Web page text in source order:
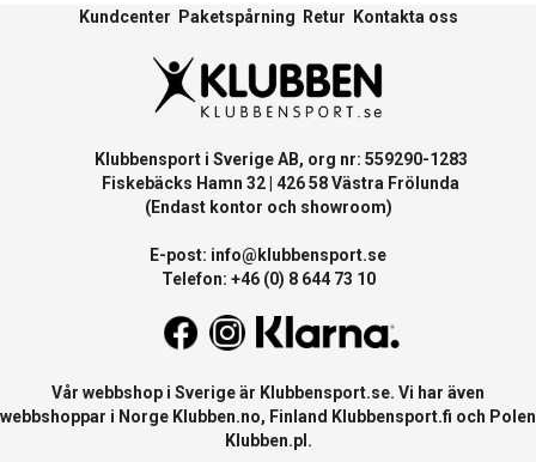
Kundcenter Paketspårning Retur Kontakta oss
Klubbensport i Sverige AB, org nr: 559290-1283
Fiskebäcks Hamn 32 | 426 58 Västra Frölunda
(Endast kontor och showroom)
E-post: info@klubbensport.se
Telefon: +46 (0) 8 644 73 10
Vår webbshop i Sverige är Klubbensport.se. Vi har även
webbshoppar i Norge Klubben.no, Finland Klubbensport.fi och Polen
Klubben.pl .